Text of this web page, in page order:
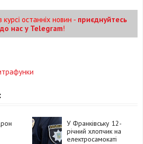
останніх новин - приєднуйтесь
до нас у Telegram!
У Франківську 12-
річний хлопчик на
електросамокаті